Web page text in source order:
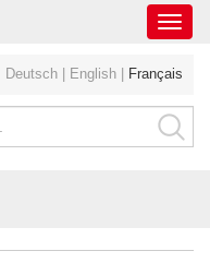
Deutsch English Français